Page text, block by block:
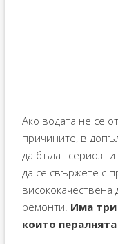
Ако водата не се
причините, в
да бъдат
да се свържете с
ремонти. Има три
които